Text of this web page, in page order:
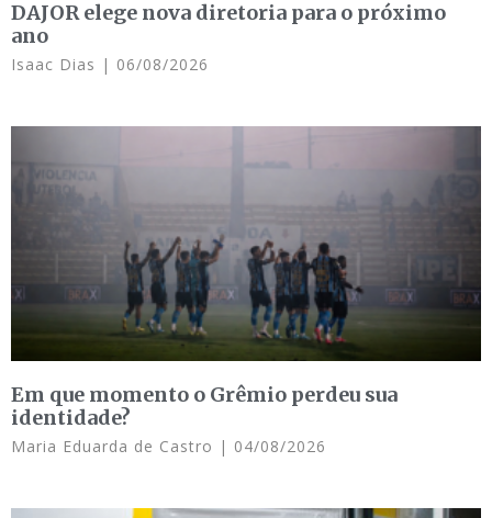
DAJOR elege nova diretoria para o próximo
ano
Isaac Dias 06/08/2026
Em que momento o Grêmio perdeu sua
identidade?
Maria Eduarda de Castro 04/08/2026